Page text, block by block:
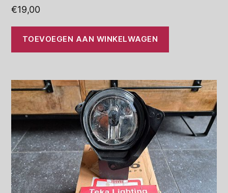
€19,00
TOEVOEGEN AAN WINKELWAGEN